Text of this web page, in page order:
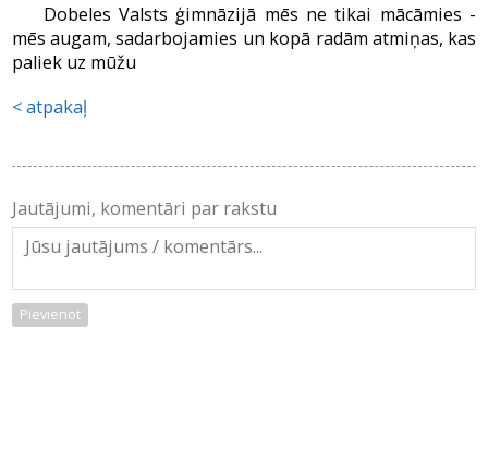
Dobeles Valsts ģimnāzijā mēs ne tikai mācāmies -
mēs augam, sadarbojamies un kopā radām atmiņas, kas
paliek uz mūžu
atpakaļ
Jautājumi, komentāri par rakstu
Pievienot